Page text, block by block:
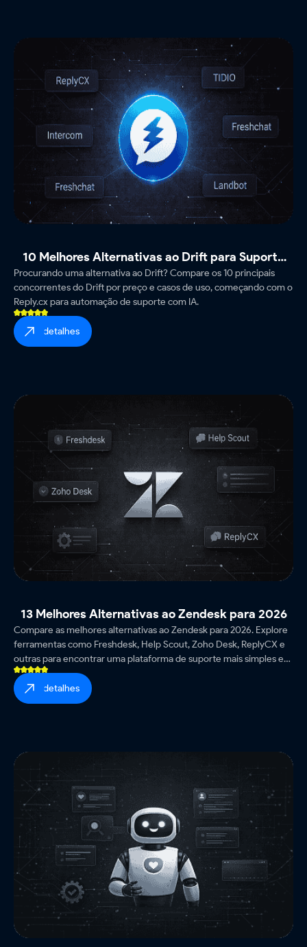
10 Melhores Alternativas ao Drift para Suporte
(2026)
Procurando uma alternativa ao Drift? Compare os 10 principais
concorrentes do Drift por preço e casos de uso, começando com o
Reply.cx para automação de suporte com IA.
ver detalhes
13 Melhores Alternativas ao Zendesk para 2026
Compare as melhores alternativas ao Zendesk para 2026. Explore
ferramentas como Freshdesk, Help Scout, Zoho Desk, ReplyCX e
outras para encontrar uma plataforma de suporte mais simples e
econômica.
ver detalhes